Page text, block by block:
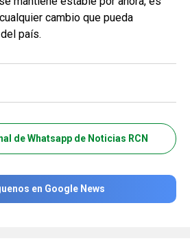
cambio que pueda
país.
de Whatsapp de Noticias RCN
en Google News